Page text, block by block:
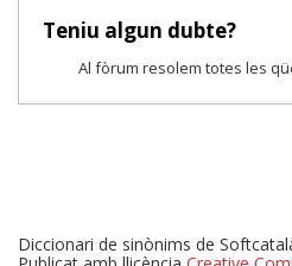
Teniu algun dubte?
Al fòrum resolem totes les
Diccionari de sinònims de